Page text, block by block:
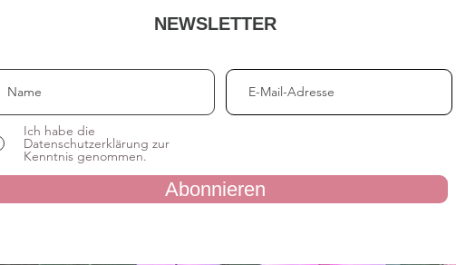
NEWSLETTER
Ich habe die
Datenschutzerklärung zur
Kenntnis genommen.
Abonnieren